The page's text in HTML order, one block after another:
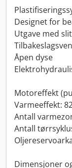
Designet for
Utgave med
Åpen dyse
Motoreffekt
Varmeeffekt:
Antall
Antall
Dimensjoner